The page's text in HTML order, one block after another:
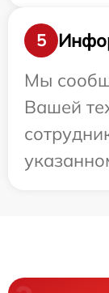
5
Мы
Вашей